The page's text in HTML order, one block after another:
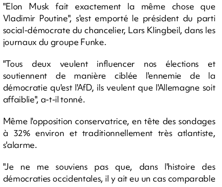
"Elon Musk fait exactement la même chose que
Vladimir Poutine", s'est emporté le président du parti
social-démocrate du chancelier, Lars Klingbeil, dans les
journaux du groupe Funke.
"Tous deux veulent influencer nos élections et
soutiennent de manière ciblée l'ennemie de la
démocratie qu'est l'AfD, ils veulent que l'Allemagne soit
affaiblie", a-t-il tonné.
Même l'opposition conservatrice, en tête des sondages
à 32% environ et traditionnellement très atlantiste,
s'alarme.
"Je ne me souviens pas que, dans l'histoire des
démocraties occidentales, il y ait eu un cas comparable